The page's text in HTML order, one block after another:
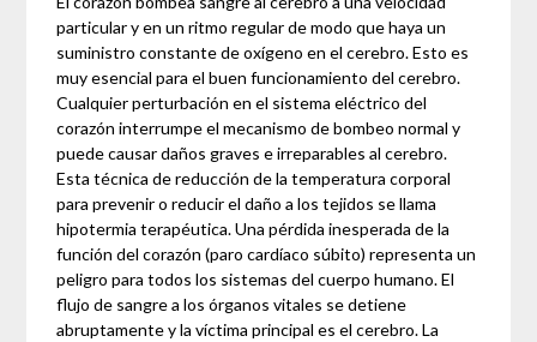
particular y en un ritmo regular de modo que haya un
suministro constante de oxígeno en el cerebro. Esto es
muy esencial para el buen funcionamiento del cerebro.
Cualquier perturbación en el sistema eléctrico del
corazón interrumpe el mecanismo de bombeo normal y
puede causar daños graves e irreparables al cerebro.
Esta técnica de reducción de la temperatura corporal
para prevenir o reducir el daño a los tejidos se llama
hipotermia terapéutica. Una pérdida inesperada de la
función del corazón (paro cardíaco súbito) representa un
peligro para todos los sistemas del cuerpo humano. El
flujo de sangre a los órganos vitales se detiene
abruptamente y la víctima principal es el cerebro. La